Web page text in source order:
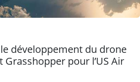
le développement du drone
pour l’US Air